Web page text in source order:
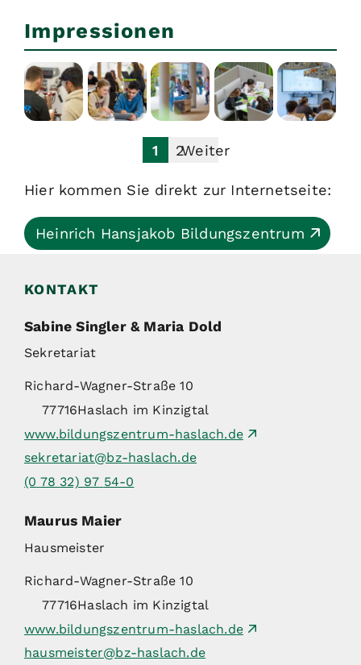
Impressionen
1 2Weiter
Hier kommen Sie direkt zur Internetseite:
Heinrich Hansjakob Bildungszentrum
KONTAKT
Sabine Singler & Maria Dold
Sekretariat
Richard-Wagner-Straße 10
77716Haslach im Kinzigtal
www.bildungszentrum-haslach.de
sekretariat@bz-haslach.de
(0 78 32) 97 54-0
Maurus Maier
Hausmeister
Richard-Wagner-Straße 10
77716Haslach im Kinzigtal
www.bildungszentrum-haslach.de
hausmeister@bz-haslach.de